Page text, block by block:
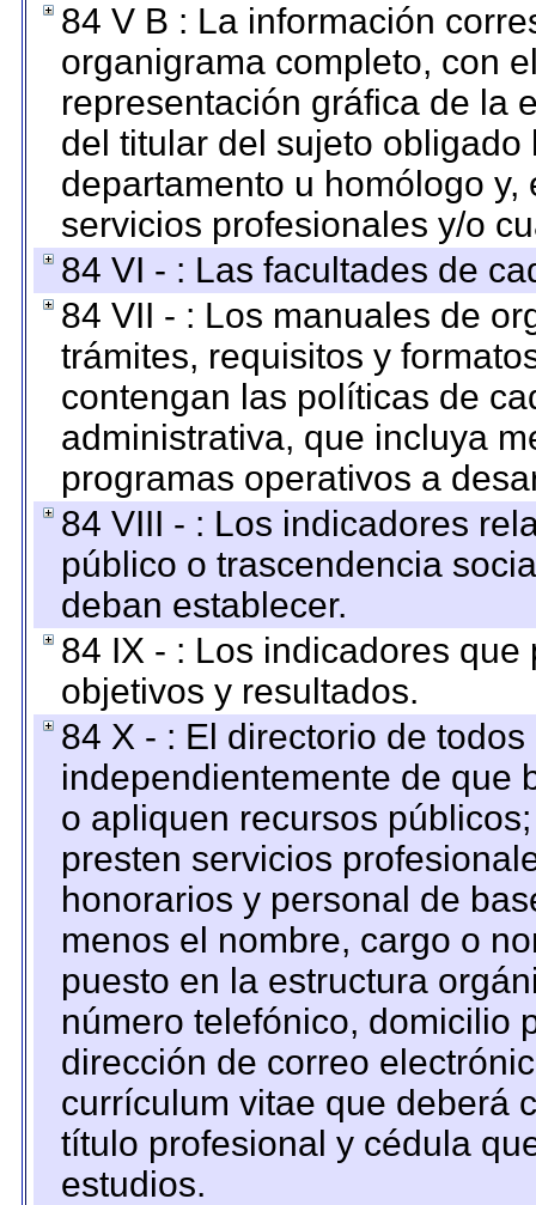
84 V B : La información
organigrama completo, con
representación gráfica de la
del titular del sujeto
departamento u homólogo
servicios profesionales y/o
84 VI - : Las facultades de
84 VII - : Los manuales de
trámites, requisitos y
contengan las políticas de
administrativa, que incluya
programas operativos a
84 VIII - : Los indicadores
público o trascendencia
deban establecer.
84 IX - : Los indicadores
objetivos y resultados.
84 X - : El directorio de
independientemente de que
o apliquen recursos
presten servicios
honorarios y personal de
menos el nombre, cargo o
puesto en la estructura
número telefónico, domicilio
dirección de correo
currículum vitae que deberá
título profesional y cédula
estudios.